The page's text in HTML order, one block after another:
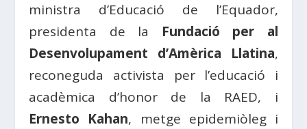
ministra d’Educació de l’Equador,
presidenta de la Fundació per al
Desenvolupament d’Amèrica Llatina,
reconeguda activista per l’educació i
acadèmica d’honor de la RAED, i
Ernesto Kahan, metge epidemiòleg i